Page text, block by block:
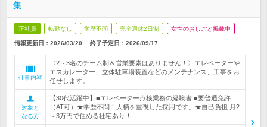
集
正社員 転勤なし 学歴不問 完全週休2日制 女性のおしごと掲載中
情報更新日：2026/03/20 終了予定日： 2026/09/17
仕事内容
〈2～3名のチーム制＆営業要素はありません！〉エレベーターや
エスカレーター、立体駐車場装置などのメンテナンス、工事をお
任せします。
対象と
なる方
【30代活躍中】■エレベーター点検業務の経験者 ■要普通免許
（AT可）★学歴不問！人柄を重視した採用です。★自己負担 月2
～3万円で住める社宅あり！